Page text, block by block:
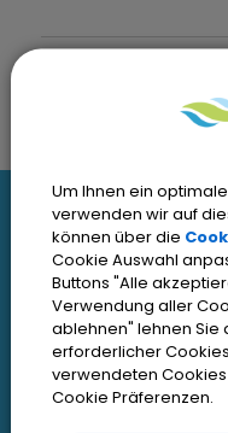
I
n
t
e
r
Interessante
Kontakt
Impressum
Um Ihnen ein
verwenden wir auf
können über die
Cookie Auswahl
Buttons "Alle
Verwendung aller
ablehnen" lehnen Sie
erforderlicher
verwendeten
Cookie Präferenzen.